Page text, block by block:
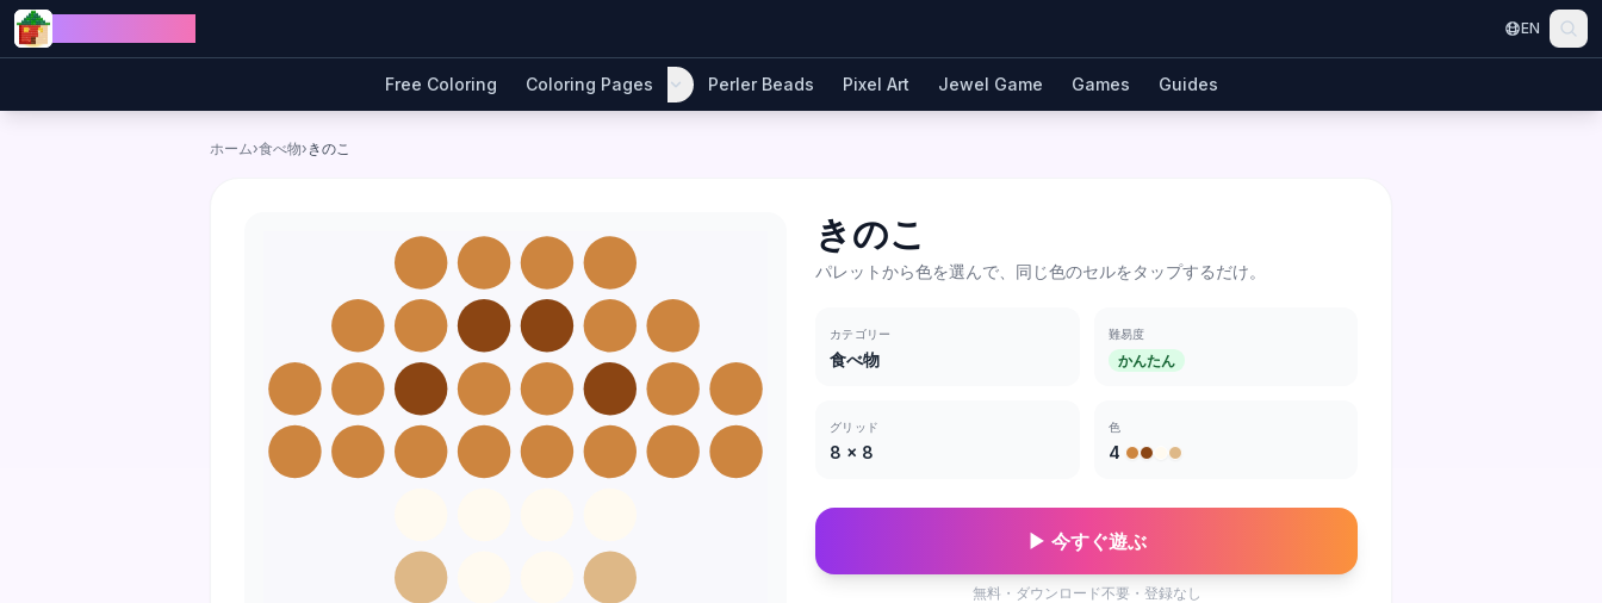
Skip to content
EN
Free Coloring Coloring Pages Perler Beads Pixel Art Jewel Game Games Guides
ホーム›食べ物› きのこ
きのこ
パレットから色を選んで、同じ色のセルをタップするだけ。
カテゴリー
食べ物
難易度
かんたん
グリッド
8 × 8
色
4
▶ 今すぐ遊ぶ
無料・ダウンロード不要・登録なし